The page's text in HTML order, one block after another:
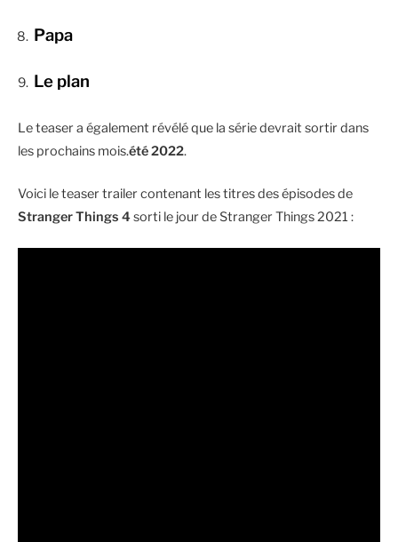
Papa
Le plan
Le teaser a également révélé que la série devrait sortir dans
les prochains mois.été 2022.
Voici le teaser trailer contenant les titres des épisodes de
Stranger Things 4sorti le jour de Stranger Things 2021 :